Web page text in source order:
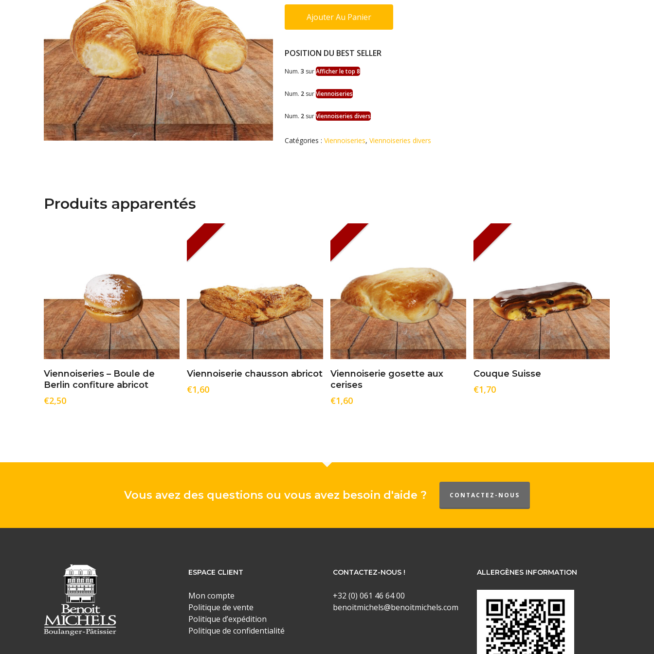
Ajouter Au Panier
POSITION DU BEST SELLER
Num. 3 surAfficher le top 8
Num. 2surViennoiseries
Num. 2surViennoiseries divers
Catégories : Viennoiseries, Viennoiseries divers
Produits apparentés
Ajouter Au Panier
Viennoiseries – Boule de
Berlin confiture abricot
€2,50
Ajouter Au Panier
Viennoiserie chausson abricot
€1,60
Ajouter Au Panier
Viennoiserie gosette aux
cerises
€1,60
Ajouter Au Panier
Couque Suisse
€1,70
Vous avez des questions ou vous avez besoin d'aide ? CONTACTEZ-NOUS
ESPACE CLIENT
Mon compte
Politique de vente
Politique d’expédition
Politique de confidentialité
CONTACTEZ-NOUS !
+32 (0) 061 46 64 00
benoitmichels@benoitmichels.com
ALLERGÈNES INFORMATION